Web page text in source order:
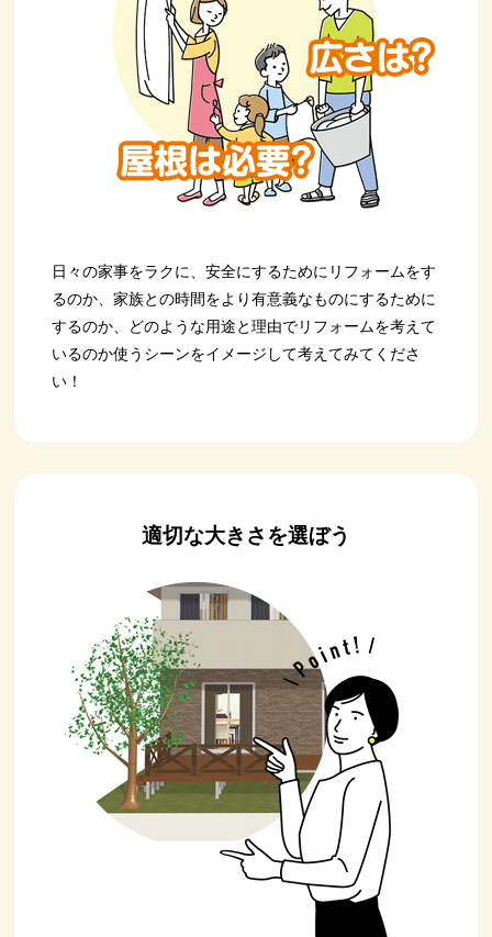
日々の家事をラクに、安全にするためにリフォームをす
るのか、家族との時間をより有意義なものにするために
するのか、どのような用途と理由でリフォームを考えて
いるのか使うシーンをイメージして考えてみてくださ
い！
適切な大きさを選ぼう